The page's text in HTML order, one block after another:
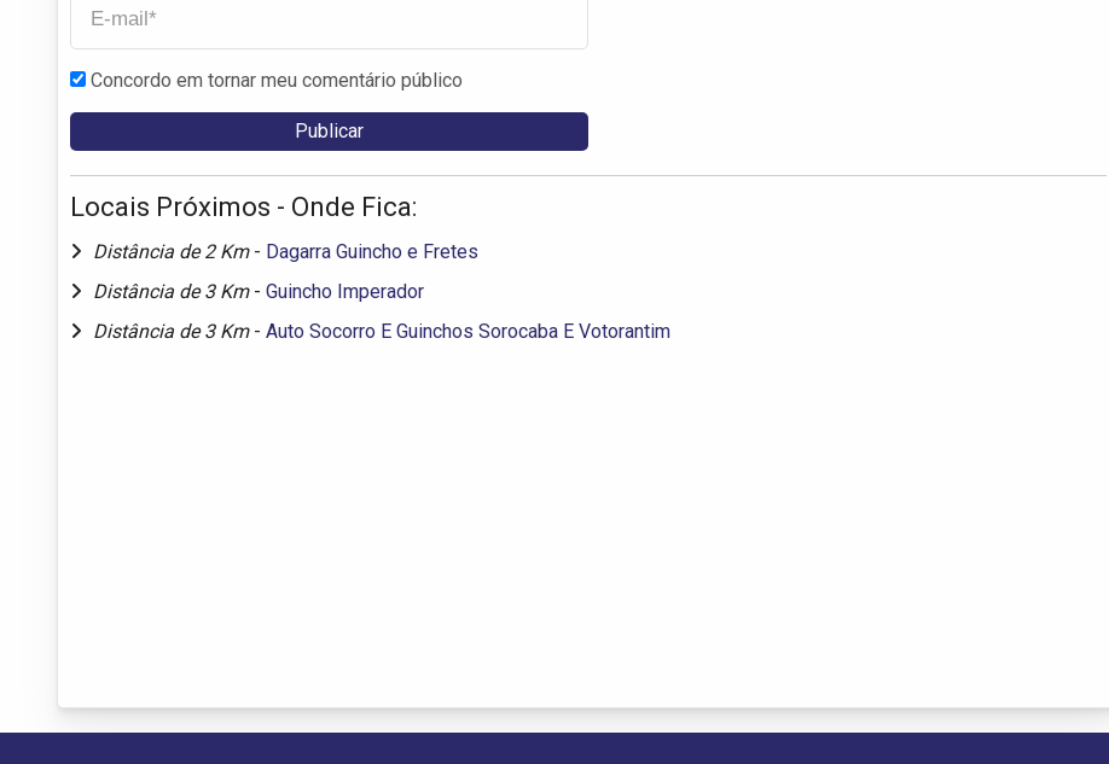
Concordo em tornar meu comentário público
Locais Próximos - Onde Fica:
Distância de 2 Km - Dagarra Guincho e Fretes
Distância de 3 Km - Guincho Imperador
Distância de 3 Km - Auto Socorro E Guinchos Sorocaba E Votorantim